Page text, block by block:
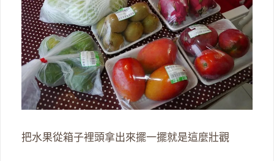
把水果從箱子裡頭拿出來擺一擺就是這麼壯觀